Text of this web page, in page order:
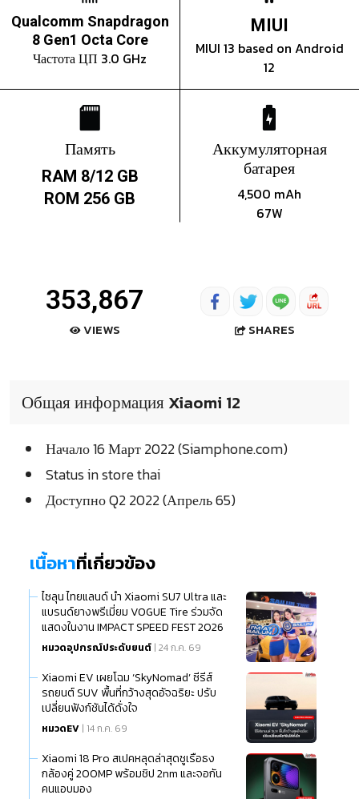
Qualcomm Snapdragon
8 Gen1 Octa Core
Частота ЦП 3.0 GHz
MIUI
MIUI 13 based on Android
12
Память
RAM 8/12 GB
ROM 256 GB
Аккумуляторная
батарея
4,500 mAh
67W
353,867
VIEWS SHARES
Общая информация Xiaomi 12
Начало 16 Март 2022 (Siamphone.com)
Status in store thai
Доступно Q2 2022 (Апрель 65)
เนื้อหาที่เกี่ยวข้อง
ไซลุน ไทยแลนด์ นำ Xiaomi SU7 Ultra และ
แบรนด์ยางพรีเมี่ยม VOGUE Tire ร่วมจัด
แสดงในงาน IMPACT SPEED FEST 2026
หมวดอุปกรณ์ประดับยนต์ | 24 ก.ค. 69
Xiaomi EV เผยโฉม ‘SkyNomad’ ซีรีส์
รถยนต์ SUV พื้นที่กว้างสุดอัจฉริยะ ปรับ
เปลี่ยนฟังก์ชันได้ดั่งใจ
หมวดEV | 14 ก.ค. 69
Xiaomi 18 Pro สเปคหลุดล่าสุดชูเรือธง
กล้องคู่ 200MP พร้อมชิป 2nm และจอกัน
คนแอบมอง